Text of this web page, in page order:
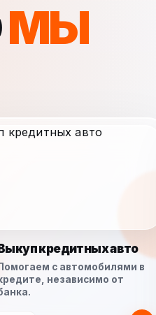
МЫ
Выкуп кредитных авто
Помогаем с автомобилями в
независимо от